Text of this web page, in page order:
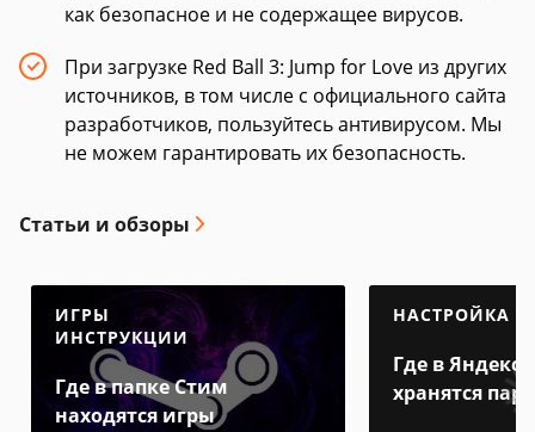
как безопасное и не содержащее вирусов.
При загрузке Red Ball 3: Jump for Love из других
источников, в том числе с официального сайта
разработчиков, пользуйтесь антивирусом. Мы
не можем гарантировать их безопасность.
Статьи и обзоры
ИГРЫ
ИНСТРУКЦИИ
Где в папке Стим
находятся игры
НАСТРОЙКА
Где в Яндекс
хранятся